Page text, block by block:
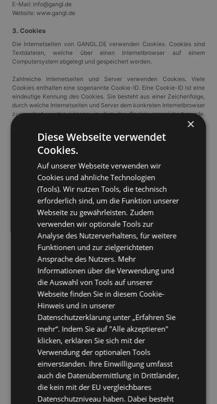
E-Mail: info@gangl.de
Website: www.gangl.de
3. Cookies
Die Internetseiten von GANGL.DE verwenden Cookies. Cookies sind
Textdateien, welche über einen Internetbrowser auf einem
Computersystem abgelegt und gespeichert werden.
Zahlreiche Internetseiten und Server verwenden Cookies. Viele
Cookies enthalten eine sogenannte Cookie-ID. Eine Cookie-ID ist eine
eindeutige Kennung des Cookies. Sie besteht aus einer Zeichenfolge,
durch welche Internetseiten und Server dem konkreten Internetbrowser
zugeordnet werden können, in dem das Cookie gespeichert wurde.
Dies ermöglicht es den besuchten Internetseiten und Servern, den
individuellen Browser der betroffenen Person von anderen
Internetbrowsern, die andere Cookies enthalten, zu unterscheiden. Ein
bestimmter Internetbrowser kann über die eindeutige Cookie-ID
Durch den Einsatz von Cookies kann GANGL.DE den Nutzern dieser
Internetseite nutzerfreundlichere Services bereitstellen, die ohne die
Cookie-Setzung nicht möglich wären.
Mittels eines Cookies können die Informationen und Angebote auf
unserer Internetseite im Sinne des Benutzers optimiert werden. Cookies
ermöglichen uns, wie bereits erwähnt, die Benutzer unserer
Internetseite wiederzuerkennen. Zweck dieser Wiedererkennung ist es,
den Nutzern die Verwendung unserer Internetseite zu erleichtern. Der
Benutzer einer Internetseite, die Cookies verwendet, muss
beispielsweise nicht bei jedem Besuch der Internetseite erneut seine
Zugangsdaten eingeben, weil dies von der Internetseite und dem auf
dem Computersystem des Benutzers abgelegten Cookie übernommen
Shop. Der Online-Shop merkt sich die Artikel, die ein Kunde in den
virtuellen Warenkorb gelegt hat, über ein Cookie.
Die betroffene Person kann die Setzung von Cookies durch unsere
Internetseite jederzeit mittels einer entsprechenden Einstellung des
genutzten Internetbrowsers verhindern und damit der Setzung von
Cookies dauerhaft widersprechen. Ferner können bereits gesetzte
Cookies jederzeit über einen Internetbrowser oder andere
Softwareprogramme gelöscht werden. Dies ist in allen gängigen
Internetbrowsern möglich. Deaktiviert die betroffene Person die
Setzung von Cookies in dem genutzten Internetbrowser, sind unter
Umständen nicht alle Funktionen unserer Internetseite vollumfänglich
×
Diese Webseite verwendet
Cookies.
Auf unserer Webseite verwenden wir
Cookies und ähnliche Technologien
(Tools). Wir nutzen Tools, die technisch
erforderlich sind, um die Funktion unserer
Webseite zu gewährleisten. Zudem
verwenden wir optionale Tools zur
Analyse des Nutzerverhaltens, für weitere
Funktionen und zur zielgerichteten
Ansprache des Nutzers. Mehr
Informationen über die Verwendung und
die Auswahl von Tools auf unserer
Webseite finden Sie in diesem Cookie-
Hinweis und in unserer
Datenschutzerklärung unter „Erfahren Sie
mehr“. Indem Sie auf "Alle akzeptieren"
klicken, erklären Sie sich mit der
Verwendung der optionalen Tools
einverstanden. Ihre Einwilligung umfasst
auch die Datenübermittlung in Drittländer,
die kein mit der EU vergleichbares
Datenschutzniveau haben. Dabei besteht